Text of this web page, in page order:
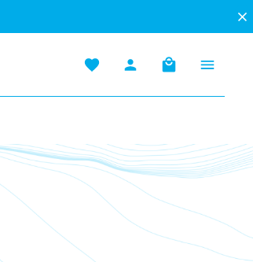
Du hast 0 Produkte auf dem
Warenkorb